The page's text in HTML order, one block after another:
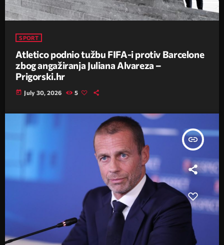
SPORT
Atletico podnio tužbu FIFA-i protiv Barcelone
zbog angažiranja Juliana Alvareza –
Prigorski.hr
today July 30, 2026 5
insert_link